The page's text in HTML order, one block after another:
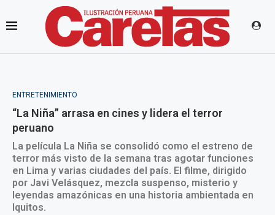
ENTRETENIMIENTO
“La Niña” arrasa en cines y lidera el terror
peruano
La película La Niña se consolidó como el estreno de
terror más visto de la semana tras agotar funciones
en Lima y varias ciudades del país. El filme, dirigido
por Javi Velásquez, mezcla suspenso, misterio y
leyendas amazónicas en una historia ambientada en
Iquitos.